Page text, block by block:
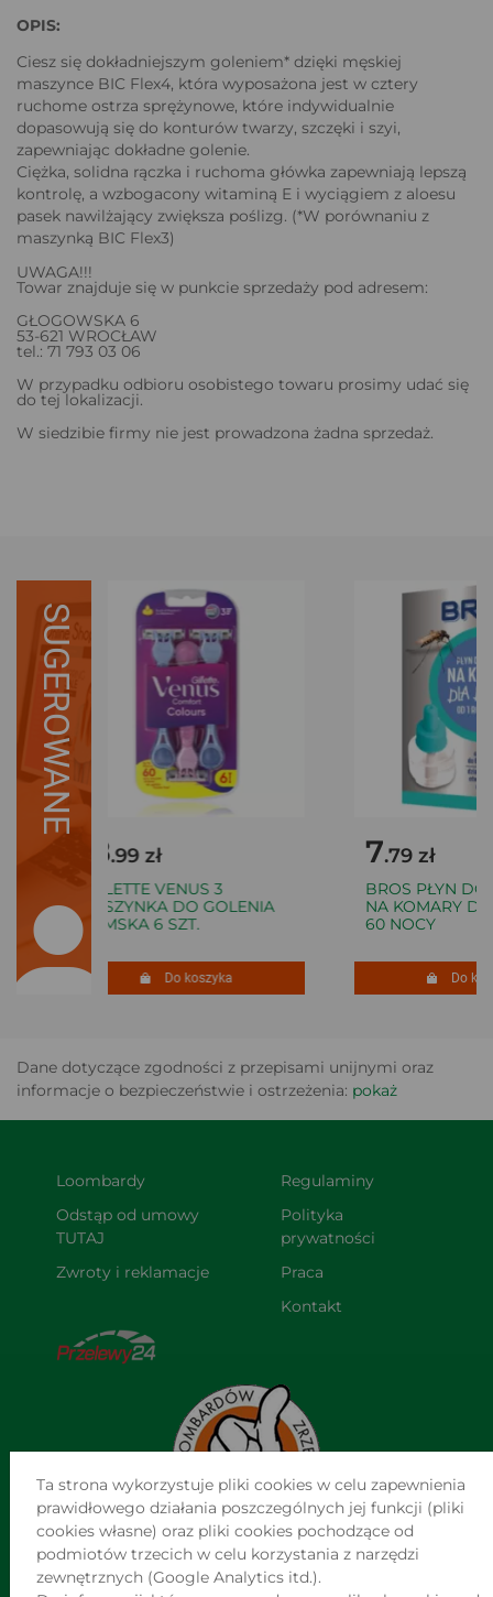
OPIS:
Ciesz się dokładniejszym goleniem* dzięki męskiej
maszynce BIC Flex4, która wyposażona jest w cztery
ruchome ostrza sprężynowe, które indywidualnie
dopasowują się do konturów twarzy, szczęki i szyi,
zapewniając dokładne golenie.
Ciężka, solidna rączka i ruchoma główka zapewniają lepszą
kontrolę, a wzbogacony witaminą E i wyciągiem z aloesu
pasek nawilżający zwiększa poślizg. (*W porównaniu z
maszynką BIC Flex3)
UWAGA!!!
Towar znajduje się w punkcie sprzedaży pod adresem:
GŁOGOWSKA 6
53-621 WROCŁAW
tel.: 71 793 03 06
W przypadku odbioru osobistego towaru prosimy udać się
do tej lokalizacji.
W siedzibie firmy nie jest prowadzona żadna sprzedaż.
SUGEROWANE
.99 zł
GILLETTE VENUS 3
MASZYNKA DO GOLENIA
DAMSKA 6 SZT.
Do koszyka
7.79 zł
BROS PŁYN DO
NA KOMARY
60 NOCY
Do
Dane dotyczące zgodności z przepisami unijnymi oraz
informacje o bezpieczeństwie i ostrzeżenia: pokaż
NAJWIĘKSZA SIEĆ NIEZALEŻNYCH LOMBARDÓW W POLSCE
Loombardy
Odstąp od umowy
TUTAJ
Zwroty i reklamacje
Regulaminy
Polityka
prywatności
Praca
Kontakt
Ta strona wykorzystuje pliki cookies w celu zapewnienia
prawidłowego działania poszczególnych jej funkcji (pliki
cookies własne) oraz pliki cookies pochodzące od
podmiotów trzecich w celu korzystania z narzędzi
zewnętrznych (Google Analytics itd.).